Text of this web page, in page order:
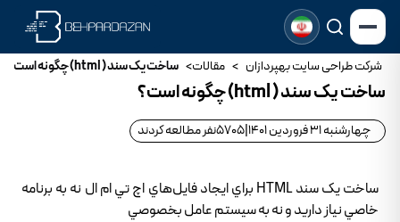
شرکت طراحی سایت بهپردازان > مقالات> ساخت يک سند ( html) چگونه است؟
ساخت يک سند ( html) چگونه است؟
چهارشنبه 31 فروردین 1401 5705نفر مطالعه کردند
ساخت يک سند HTML براي ايجاد فايل‌هاي اچ تي ام ال نه به برنامه
خاصي نياز داريد و نه به سيستم عامل بخصوصي